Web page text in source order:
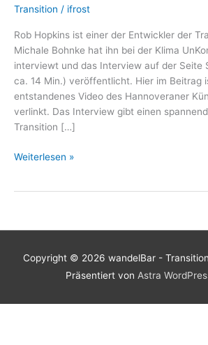
Transition / ifrost
Rob Hopkins ist einer der Entwickler der
Michale Bohnke hat ihn bei der Klima
interviewt und das Interview auf der Seite
ca. 14 Min.) veröffentlicht. Hier im Beitrag
entstandenes Video des Hannoveraner
verlinkt. Das Interview gibt einen
Transition […]
Klima
Hobkins
Weiterlesen »
Copyright © 2026 wandelBar -
Präsentiert von Astra